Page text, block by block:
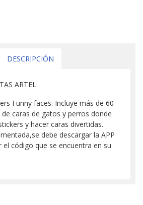
DESCRIPCIÓN
ARTEL
Funny faces. Incluye más de 60
caras de gatos y perros donde
y hacer caras divertidas.
debe descargar la APP
el código que se encuentra en su